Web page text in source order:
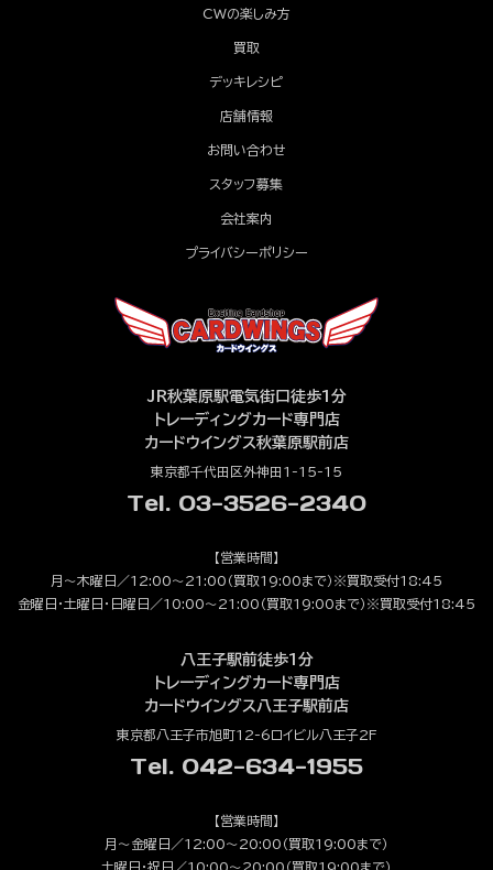
CWの楽しみ方
買取
デッキレシピ
店舗情報
お問い合わせ
スタッフ募集
会社案内
プライバシーポリシー
JR秋葉原駅電気街口徒歩1分
トレーディングカード専門店
カードウイングス秋葉原駅前店
東京都千代田区外神田1-15-15
Tel. 03-3526-2340
【営業時間】
月～木曜日／12:00～21:00（買取19:00まで）※買取受付18:45
金曜日・土曜日・日曜日／10:00～21:00（買取19:00まで）※買取受付18:45
八王子駅前徒歩1分
トレーディングカード専門店
カードウイングス八王子駅前店
東京都八王子市旭町12-6ロイビル八王子2F
Tel. 042-634-1955
【営業時間】
月～金曜日／12:00～20:00（買取19:00まで）
土曜日・祝日／10:00～20:00（買取19:00まで）